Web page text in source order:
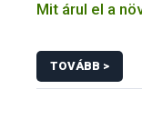
Mit árul el a
TOVÁBB >